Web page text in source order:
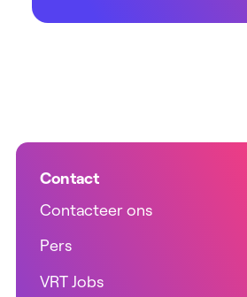
Contact
Contacteer ons
Pers
VRT Jobs